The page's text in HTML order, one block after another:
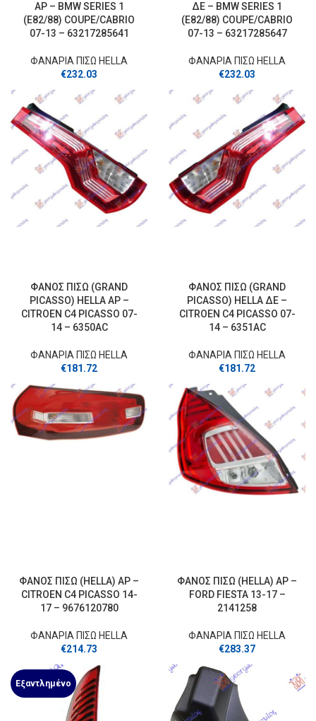
ΑΡ – BMW SERIES 1
(E82/88) COUPE/CABRIO
07-13 – 63217285641
ΦΑΝΑΡΙΑ ΠΙΣΩ HELLA
€232.03
ΔΕ – BMW SERIES 1
(E82/88) COUPE/CABRIO
07-13 – 63217285647
ΦΑΝΑΡΙΑ ΠΙΣΩ HELLA
€232.03
ΦΑΝΟΣ ΠΙΣΩ (GRAND
PICASSO) HELLA ΑΡ –
CITROEN C4 PICASSO 07-
14 – 6350AC
ΦΑΝΑΡΙΑ ΠΙΣΩ HELLA
€181.72
ΦΑΝΟΣ ΠΙΣΩ (GRAND
PICASSO) HELLA ΔΕ –
CITROEN C4 PICASSO 07-
14 – 6351AC
ΦΑΝΑΡΙΑ ΠΙΣΩ HELLA
€181.72
ΦΑΝΟΣ ΠΙΣΩ (HELLA) ΑΡ –
CITROEN C4 PICASSO 14-
17 – 9676120780
ΦΑΝΑΡΙΑ ΠΙΣΩ HELLA
€214.73
ΦΑΝΟΣ ΠΙΣΩ (HELLA) ΑΡ –
FORD FIESTA 13-17 –
2141258
ΦΑΝΑΡΙΑ ΠΙΣΩ HELLA
€283.37
Εξαντλημένο